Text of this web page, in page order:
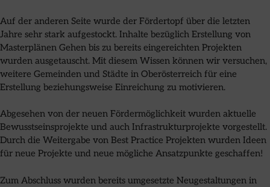
Auf der anderen Seite wurde der Fördertopf über die letzten
Jahre sehr stark aufgestockt. Inhalte bezüglich Erstellung von
Masterplänen Gehen bis zu bereits eingereichten Projekten
wurden ausgetauscht. Mit diesem Wissen können wir versuchen,
weitere Gemeinden und Städte in Oberösterreich für eine
Erstellung beziehungsweise Einreichung zu motivieren.
Abgesehen von der neuen Fördermöglichkeit wurden aktuelle
Bewusstseinsprojekte und auch Infrastrukturprojekte vorgestellt.
Durch die Weitergabe von Best Practice Projekten wurden Ideen
für neue Projekte und neue mögliche Ansatzpunkte geschaffen!
Zum Abschluss wurden bereits umgesetzte Neugestaltungen in